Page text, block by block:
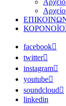
facebook
twitter
instagram
youtube
soundcloud
linkedin